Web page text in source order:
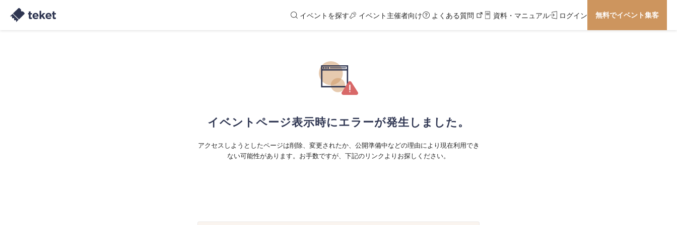
イベントを探す イベント主催者向け よくある質問 資料・マニュアル ログイン 無料でイベント集客
イベントページ表示時にエラーが発生しました。
アクセスしようとしたページは削除、変更されたか、公開準備中などの理由により現在利用でき
ない可能性があります。お手数ですが、下記のリンクよりお探しください。